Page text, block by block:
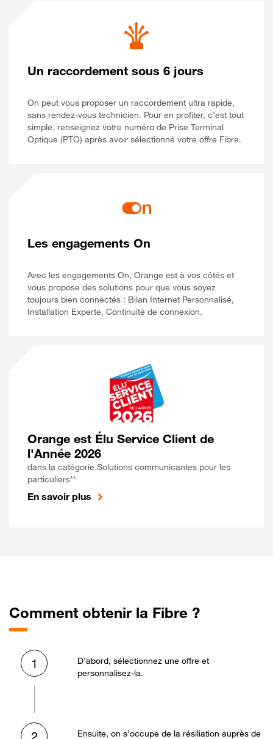
Un raccordement sous 6 jours
On peut vous proposer un raccordement ultra rapide,
sans rendez-vous technicien. Pour en profiter, c’est tout
simple, renseignez votre numéro de Prise Terminal
Optique (PTO) après avoir sélectionné votre offre Fibre.
Les engagements On
Avec les engagements On, Orange est à vos côtés et
vous propose des solutions pour que vous soyez
toujours bien connectés : Bilan Internet Personnalisé,
Installation Experte, Continuité de connexion.
Orange est Élu Service Client de
l'Année 2026
dans la catégorie Solutions communicantes pour les
particuliers**
En savoir plus
Comment obtenir la Fibre ?
1
D’abord, sélectionnez une offre et
personnalisez-la.
Ensuite, on s’occupe de la résiliation auprès de